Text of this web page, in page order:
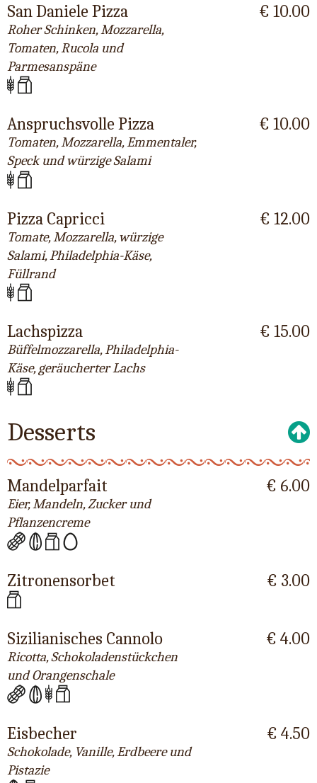
San Daniele Pizza
Roher Schinken, Mozzarella,
Tomaten, Rucola und
Parmesanspäne
€ 10.00
Anspruchsvolle Pizza
Tomaten, Mozzarella, Emmentaler,
Speck und würzige Salami
€ 10.00
Pizza Capricci
Tomate, Mozzarella, würzige
Salami, Philadelphia-Käse,
Füllrand
€ 12.00
Lachspizza
Büffelmozzarella, Philadelphia-
Käse, geräucherter Lachs
€ 15.00
Desserts
Mandelparfait
Eier, Mandeln, Zucker und
Pflanzencreme
€ 6.00
Zitronensorbet € 3.00
Sizilianisches Cannolo
Ricotta, Schokoladenstückchen
und Orangenschale
€ 4.00
Eisbecher
Schokolade, Vanille, Erdbeere und
Pistazie
€ 4.50